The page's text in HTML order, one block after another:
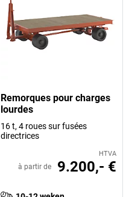
Remorques pour charges
lourdes
16 t, 4 roues sur fusées
directrices
HTVA
à partir de 9.200,- €